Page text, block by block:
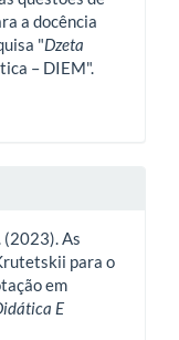
a docência
"Dzeta
– DIEM".
(2023). As
para o
em
E